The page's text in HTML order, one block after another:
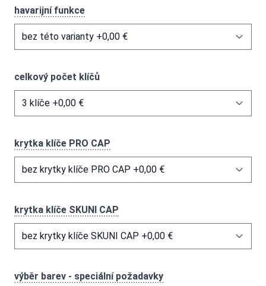
havarijní funkce
celkový počet klíčů
krytka klíče PRO CAP
krytka klíče SKUNI CAP
výběr barev - speciální požadavky